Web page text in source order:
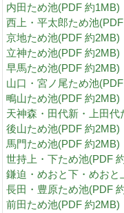
内田ため池(PDF 約1MB)
西上・平太郎ため池
京地ため池(PDF 約2MB)
立神ため池(PDF 約2MB)
早馬ため池(PDF 約2MB)
山口・宮ノ尾ため池
鴫山ため池(PDF 約2MB)
天神森・田代新・上田代
後山ため池(PDF 約2MB)
馬門ため池(PDF 約2MB)
世持上・下ため池(PDF
鎌迫・めおと下・めお
長田・豊原ため池(PDF
前田ため池(PDF 約2MB)